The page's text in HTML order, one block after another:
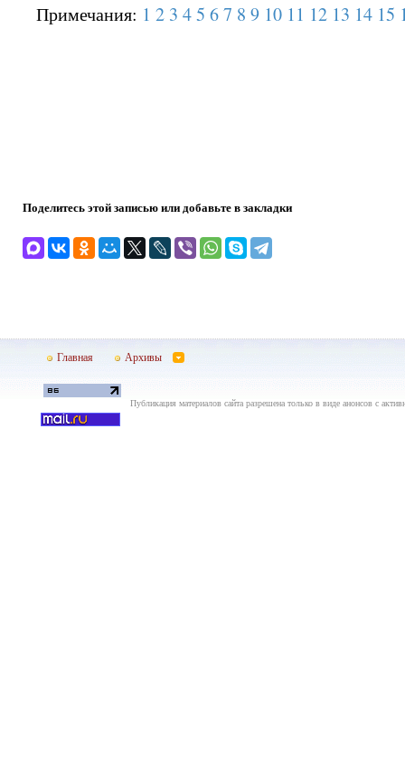
Примечания: 1 2 3 4 5 6 7 8 9 10 11 12 13 14 15
Поделитесь этой записью или добавьте в закладки
Главная Архивы
Публикация материалов сайта разрешена только в виде анонсов с